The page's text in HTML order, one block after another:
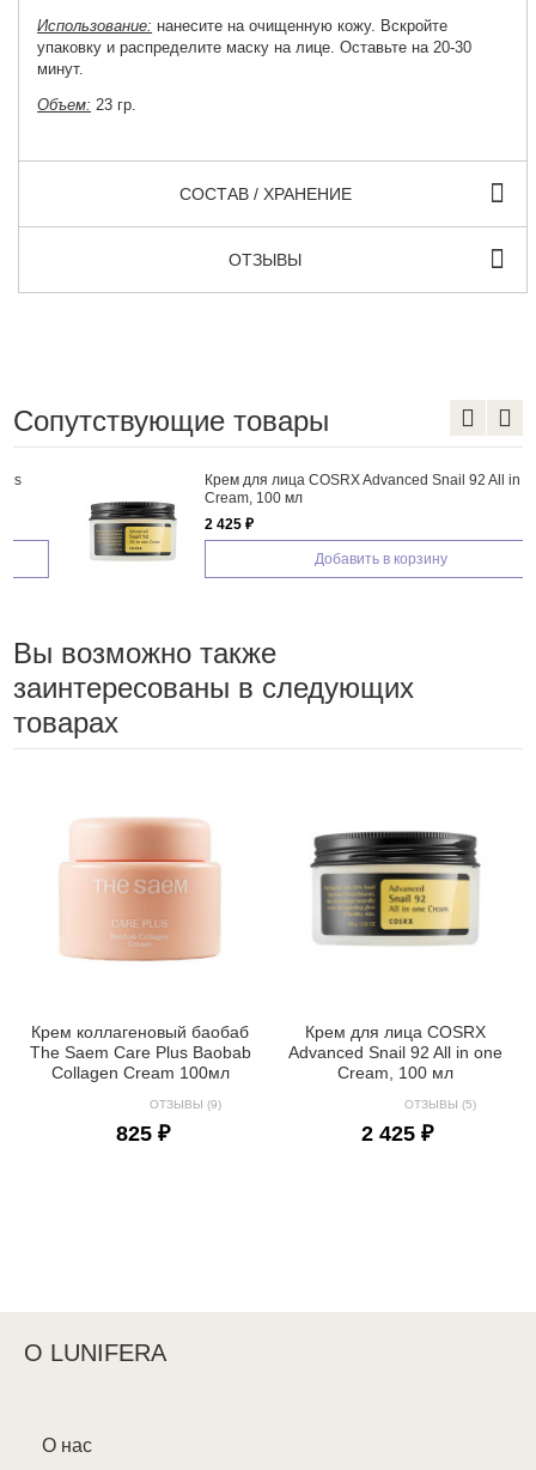
Использование: нанесите на очищенную кожу. Вскройте
упаковку и распределите маску на лице. Оставьте на 20-30
минут.
Объем: 23 гр.
СОСТАВ / ХРАНЕНИЕ
ОТЗЫВЫ
Сопутствующие товары
Крем для лица COSRX Advanced Snail 92 All in one
Cream, 100 мл
2 425 ₽
Добавить в корзину
Вы возможно также
заинтересованы в следующих
товарах
Крем коллагеновый баобаб
The Saem Care Plus Baobab
Collagen Cream 100мл
ОТЗЫВЫ (9)
825 ₽
Крем для лица COSRX
Advanced Snail 92 All in one
Cream, 100 мл
ОТЗЫВЫ (5)
2 425 ₽
О LUNIFERA
О нас